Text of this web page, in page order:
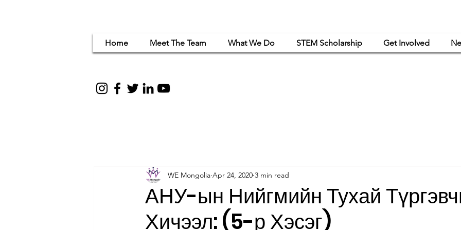
Home Meet The Team What We Do STEM Scholarship Get Involved
АНУ-ын Нийгмийн Тухай
Хичээл: (5-р Хэсэг)
WE Mongolia Apr 24, 2020 3 min read